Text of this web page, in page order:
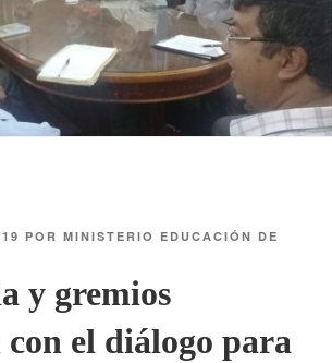
POR MINISTERIO EDUCACIÓN DE
y gremios
con el diálogo para